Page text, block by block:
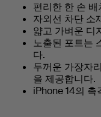
편리한 한 손 ​​배
자외선 차단 소
얇고 가벼운 디
노출된 포트는
다.
두꺼운 가장자
을 제공합니다.
iPhone 14의 촉